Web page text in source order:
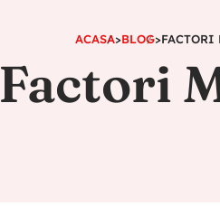
ACASA>BLOG>FACTORI
Factori